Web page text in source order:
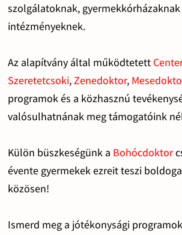
szolgálatoknak, gyermekkórházaknak
intézményeknek.
Az alapítvány által működtetett
Szeretetcsoki,Zenedoktor,
programok és a közhasznú
valósulhatnának meg támogatóink
Külön büszkeségünk a Bohócdoktor
évente gyermekek ezreit teszi
közösen!
Ismerd meg a jótékonysági